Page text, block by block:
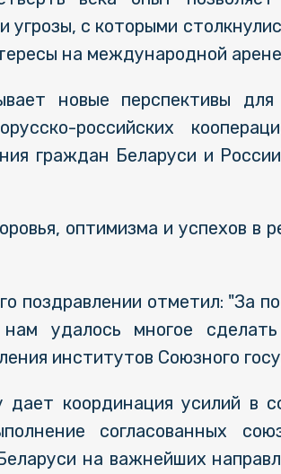
угрозы, с которыми
на международной
новые перспективы для
российских
граждан Беларуси и
оптимизма и успехов в
поздравлении отметил: "За
удалось многое
институтов Союзного
координация усилий в
согласованных
на важнейших